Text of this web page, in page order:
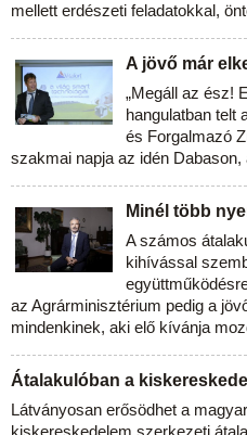
mellett erdészeti feladatokkal,
A jövő már
„Megáll az ész!
hangulatban telt
és Forgalmazó
szakmai napja az idén Dabason,
Minél több
A számos
kihívással
az Agrárminisztérium pedig a
mindenkinek, aki elő kívánja
Átalakulóban a
Látványosan erősödhet a
kiskereskedelem szerkezeti